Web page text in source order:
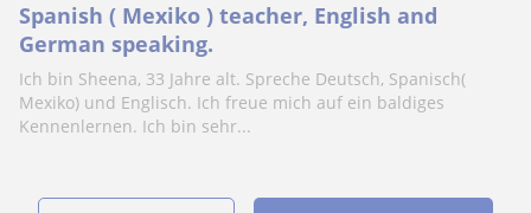
Spanish ( Mexiko ) teacher, English and
German speaking.
Ich bin Sheena, 33 Jahre alt. Spreche Deutsch, Spanisch(
Mexiko) und Englisch. Ich freue mich auf ein baldiges
Kennenlernen. Ich bin sehr...